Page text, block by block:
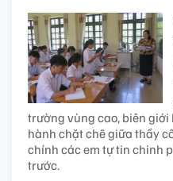
trường vùng cao, biên giới
hành chặt chẽ giữa thầy
chính các em tự tin chinh
trước.